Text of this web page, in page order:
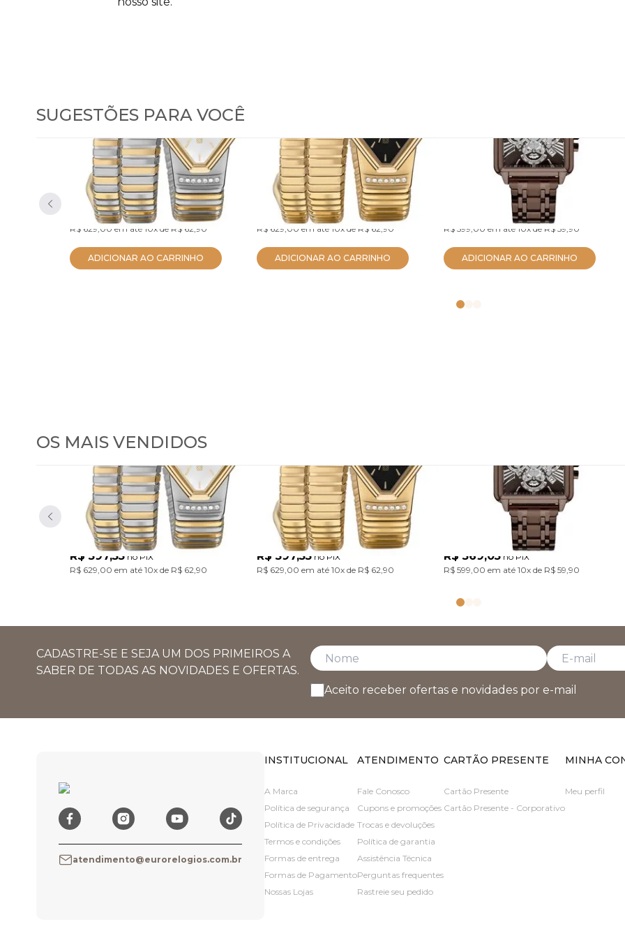
SUGESTÕES PARA VOCÊ
Relógio Euro Feminino
Serpentes Bicolor
EU2035ZDL/5K
R$ 597,55no PIX
R$ 629,00 em até 10x de R$ 62,90
ADICIONAR AO CARRINHO
Relógio Euro Feminino
Serpentes Dourado
EU2035ZDM/5P
R$ 597,55no PIX
R$ 629,00 em até 10x de R$ 62,90
ADICIONAR AO CARRINHO
Relógio Euro Unissex Big
Case Marrom
no PIX
R$ 599,00 em até 10x de R$ 59,90
ADICIONAR AO CARRINHO
OS MAIS VENDIDOS
Relógio Euro Feminino
Serpentes Bicolor
EU2035ZDL/5K
R$ 597,55 no PIX
R$ 629,00 em até 10x de R$ 62,90
Relógio Euro Feminino
Serpentes Dourado
EU2035ZDM/5P
R$ 597,55 no PIX
R$ 629,00 em até 10x de R$ 62,90
Relógio Euro Unissex Big
Case Marrom
R$ 569,05 no PIX
R$ 599,00 em até 10x de R$ 59,90
CADASTRE-SE E SEJA UM DOS PRIMEIROS A
SABER DE TODAS AS NOVIDADES E OFERTAS.
Aceito receber ofertas e novidades por e-mail
atendimento@eurorelogios.com.br
INSTITUCIONAL
A Marca
Política de segurança
Política de Privacidade
Termos e condições
Formas de entrega
Formas de Pagamento
Nossas Lojas
ATENDIMENTO
Fale Conosco
Cupons e promoções
Trocas e devoluções
Política de garantia
Assistência Técnica
Perguntas frequentes
Rastreie seu pedido
CARTÃO PRESENTE
Cartão Presente
Cartão Presente - Corporativo
MINHA
Meu perfil